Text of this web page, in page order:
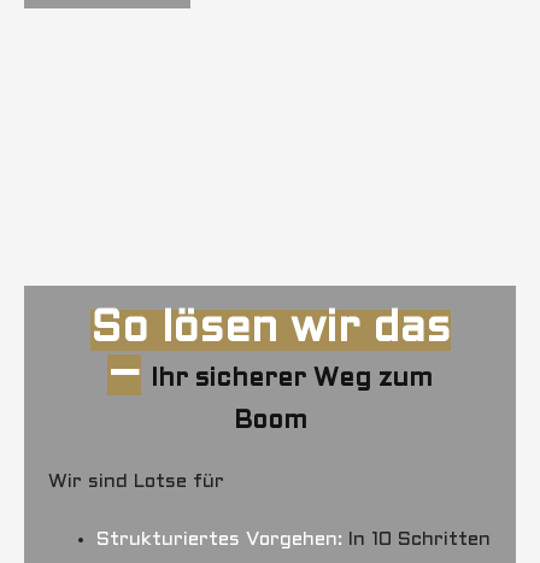
So lösen wir das
–
Ihr sicherer Weg zum
Boom
Wir sind Lotse für
Strukturiertes Vorgehen: In 10 Schritten